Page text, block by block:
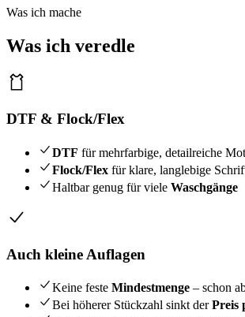
Was ich mache
Was ich veredle
DTF & Flock/Flex
DTF für mehrfarbige, detailreiche
Flock/Flex für klare, langlebige
Haltbar genug für viele Waschgänge
Auch kleine Auflagen
Keine feste Mindestmenge – schon
Bei höherer Stückzahl sinkt derPreis